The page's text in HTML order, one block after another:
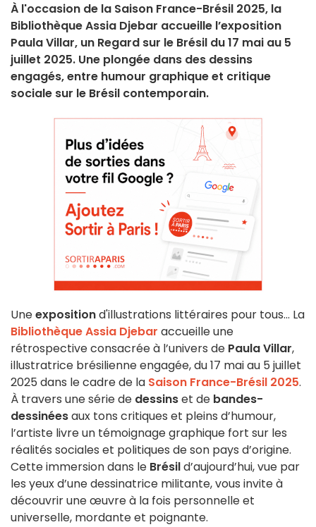
À l'occasion de la Saison France-Brésil 2025, la
Bibliothèque Assia Djebar accueille l’exposition
Paula Villar, un Regard sur le Brésil du 17 mai au 5
juillet 2025. Une plongée dans des dessins
engagés, entre humour graphique et critique
sociale sur le Brésil contemporain.
Uneexpositiond'illustrations littéraires pour tous... La
Bibliothèque Assia Djebar accueille une
rétrospective consacrée à l’univers de Paula Villar,
illustratrice brésilienne engagée, du 17 mai au 5 juillet
2025 dans le cadre de la Saison France-Brésil 2025.
À travers une série de dessinset de bandes-
dessinéesaux tons critiques et pleins d’humour,
l’artiste livre un témoignage graphique fort sur les
réalités sociales et politiques de son pays d’origine.
Cette immersion dans le Brésild’aujourd’hui, vue par
les yeux d’une dessinatrice militante, vous invite à
découvrir une œuvre à la fois personnelle et
universelle, mordante et poignante.